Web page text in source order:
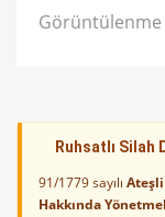
Görüntülenme
Ruhsatlı Silah
91/1779 sayılı
Hakkında